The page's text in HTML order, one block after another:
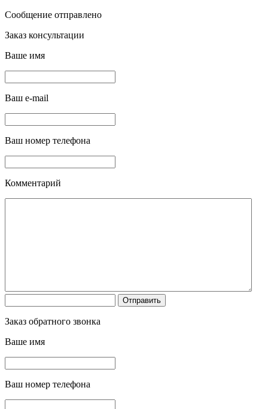
Сообщение отправлено
Заказ консультации
Ваше имя
Ваш e-mail
Ваш номер телефона
Комментарий
Заказ обратного звонка
Ваше имя
Ваш номер телефона